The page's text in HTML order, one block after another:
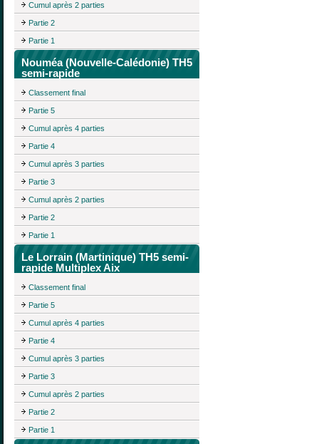
Cumul après 2 parties
Partie 2
Partie 1
Nouméa (Nouvelle-Calédonie) TH5
semi-rapide
Classement final
Partie 5
Cumul après 4 parties
Partie 4
Cumul après 3 parties
Partie 3
Cumul après 2 parties
Partie 2
Partie 1
Le Lorrain (Martinique) TH5 semi-
rapide Multiplex Aix
Classement final
Partie 5
Cumul après 4 parties
Partie 4
Cumul après 3 parties
Partie 3
Cumul après 2 parties
Partie 2
Partie 1